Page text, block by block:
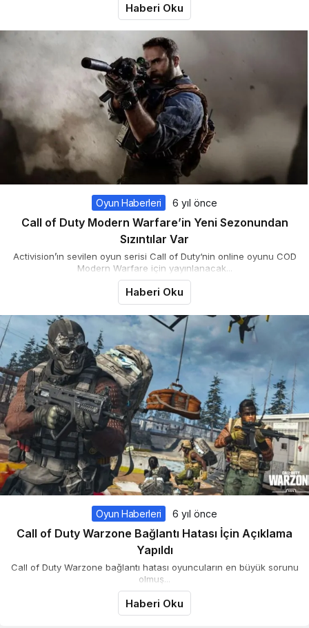
Haberi Oku
Oyun Haberleri 6 yıl önce
Call of Duty Modern Warfare’in Yeni Sezonundan
Sızıntılar Var
Activision’ın sevilen oyun serisi Call of Duty‘nin online oyunu COD
Modern Warfare için yayınlanacak...
Haberi Oku
Oyun Haberleri 6 yıl önce
Call of Duty Warzone Bağlantı Hatası İçin Açıklama
Yapıldı
Call of Duty Warzone bağlantı hatası oyuncuların en büyük sorunu
olmuş...
Haberi Oku